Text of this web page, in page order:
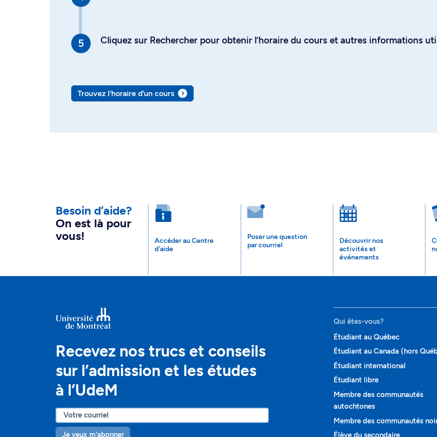
Cliquez sur Rechercher pour obtenir l’horaire du cours et autres informations
Trouvez l’horaire d’un cours
Besoin d’aide?
On est là pour
vous!
Accéder au Centre
d'aide
Poser une question
par courriel
Découvrir nos
activités et
événements
Recevez nos trucs et conseils
sur l’admission et les études
à l’UdeM
Je veux m'abonner
Qui êtes-vous?
Étudiant au Québec
Étudiant au Canada (hors
Étudiant international
Étudiant libre
Membre des communautés
autochtones
Membre des communautés
Élève du secondaire